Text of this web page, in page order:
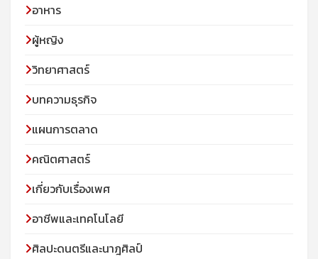
อาหาร
ผู้หญิง
วิทยาศาสตร์
บทความธุรกิจ
แผนการตลาด
คณิตศาสตร์
เกี่ยวกับเรื่องเพศ
อาชีพและเทคโนโลยี
ศิลปะดนตรีและนาฎศิลป์